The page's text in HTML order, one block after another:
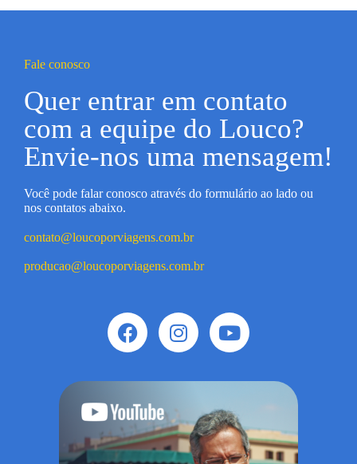
Fale conosco
Quer entrar em contato
com a equipe do Louco?
Envie-nos uma mensagem!
Você pode falar conosco através do formulário ao lado ou
nos contatos abaixo.
contato@loucoporviagens.com.br
producao@loucoporviagens.com.br